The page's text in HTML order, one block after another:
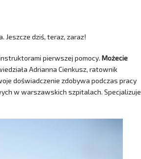
Jeszcze dziś, teraz, zaraz!
pierwszej pomocy. Możecie
Adrianna Cienkusz, ratownik
doświadczenie zdobywa podczas pracy
w warszawskich szpitalach. Specjalizuje